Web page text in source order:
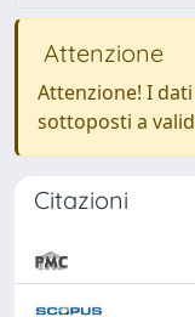
Attenzione
Attenzione! I
sottoposti a
Citazioni